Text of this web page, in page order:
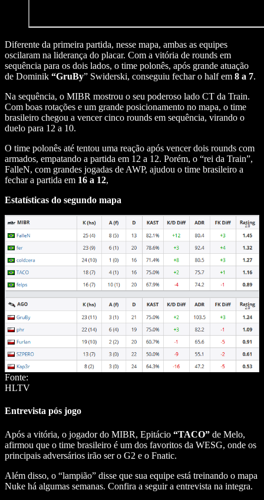
Diferente da primeira partida, nesse mapa, ambas as equipes
oscilaram na liderança do placar. Com a vitória de rounds em
sequência para os dois lados, o time polonês, após grande atuação
de Dominik “GruBy” Swiderski, conseguiu fechar o half em 8 a 7.
Na sequência, o MIBR mostrou o seu poderoso lado CT da Train.
Com boas rotações e um grande posicionamento no mapa, o time
brasileiro chegou a vencer cinco rounds em sequência, virando o
duelo para 12 a 10.
O time polonês até tentou uma reação após vencer dois rounds com
armados, empatando a partida em 12 a 12. Porém, o “rei da Train”,
FalleN, com grandes jogadas de AWP, ajudou o time brasileiro a
fechar a partida em 16 a 12,
Estatísticas do segundo mapa
Fonte:
HLTV
Entrevista pós jogo
Após a vitória, o jogador do MIBR, Epitácio “TACO” de Melo,
afirmou que o time brasileiro é um dos favoritos da WESG, onde os
principais adversários irão ser o G2 e o Fnatic.
Além disso, o “lampião” disse que sua equipe está treinando o mapa
Nuke há algumas semanas. Confira a seguir a entrevista na integra.